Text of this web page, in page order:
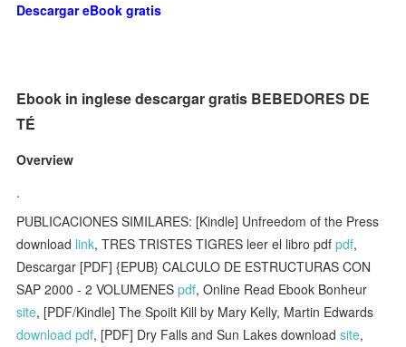
Descargar eBook gratis
Ebook in inglese descargar gratis BEBEDORES DE
TÉ
Overview
.
PUBLICACIONES SIMILARES: [Kindle] Unfreedom of the Press
download link, TRES TRISTES TIGRES leer el libro pdfpdf,
Descargar [PDF] {EPUB} CALCULO DE ESTRUCTURAS CON
SAP 2000 - 2 VOLUMENESpdf, Online Read Ebook Bonheur
site, [PDF/Kindle] The Spoilt Kill by Mary Kelly, Martin Edwards
download pdf, [PDF] Dry Falls and Sun Lakes downloadsite,